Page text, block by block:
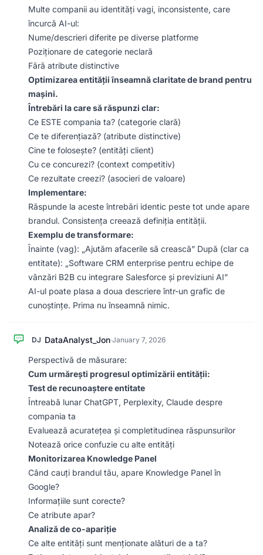
Multe companii au identități vagi, inconsistente, care
încurcă AI-ul:
Nume/descrieri diferite pe diverse platforme
Poziționare de categorie neclară
Fără atribute distinctive
Optimizarea entității înseamnă claritate de brand pentru
mașini.
Întrebări la care să răspunzi clar:
Ce ESTE compania ta? (categorie clară)
Ce te diferențiază? (atribute distinctive)
Cine te folosește? (entități client)
Cu ce concurezi? (context competitiv)
Ce rezultate creezi? (asocieri de valoare)
Implementare:
Răspunde la aceste întrebări identic peste tot unde apare
brandul. Consistența creează definiția entității.
Exemplu de transformare:
Înainte (vag): „Ajutăm afacerile să crească” După (clar ca
entitate): „Software CRM enterprise pentru echipe de
vânzări B2B cu integrare Salesforce și previziuni AI”
AI-ul poate plasa a doua descriere într-un grafic de
cunoștințe. Prima nu înseamnă nimic.
DJ DataAnalyst_Jon·January 7, 2026
Perspectivă de măsurare:
Cum urmărești progresul optimizării entității:
Test de recunoaștere entitate
Întreabă lunar ChatGPT, Perplexity, Claude despre
compania ta
Evaluează acuratețea și completitudinea răspunsurilor
Notează orice confuzie cu alte entități
Monitorizarea Knowledge Panel
Când cauți brandul tău, apare Knowledge Panel în
Google?
Informațiile sunt corecte?
Ce atribute apar?
Analiză de co-apariție
Ce alte entități sunt menționate alături de a ta?